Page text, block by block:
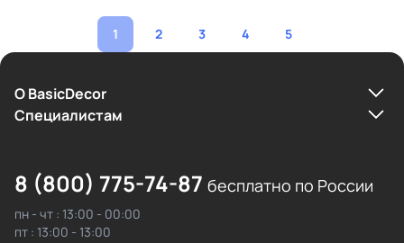
1 2 3 4 5
О BasicDecor
Cпециалистам
8 (800) 775-74-87 бесплатно по России
пн - чт : 13:00 - 00:00
пт : 13:00 - 13:00